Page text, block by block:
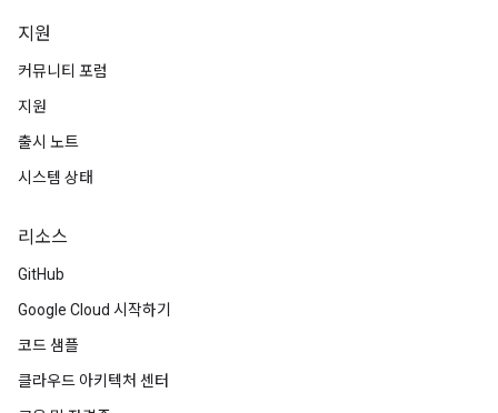
지원
커뮤니티 포럼
지원
출시 노트
시스템 상태
리소스
GitHub
Google Cloud 시작하기
코드 샘플
클라우드 아키텍처 센터